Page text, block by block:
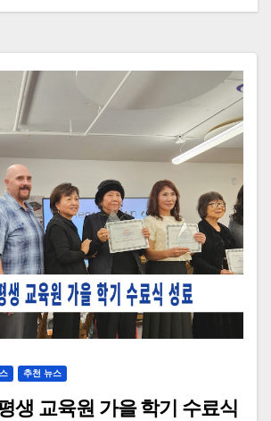
추천 뉴스
생 교육원 가을 학기 수료식